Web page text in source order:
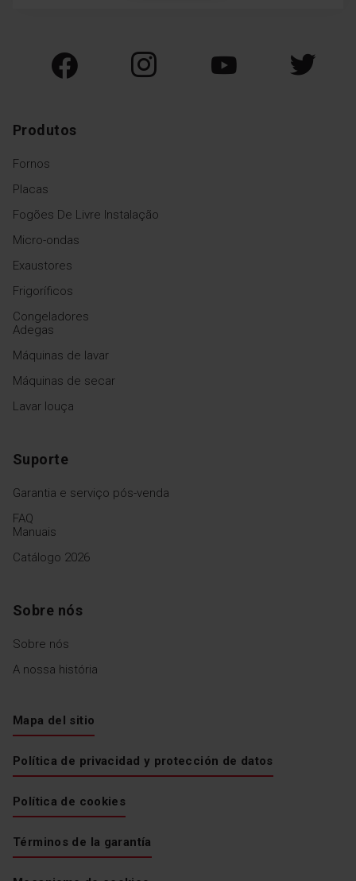
Produtos
Fornos
Placas
Fogões De Livre Instalação
Micro-ondas
Exaustores
Frigoríficos
Congeladores
Adegas
Máquinas de lavar
Máquinas de secar
Lavar louça
Suporte
Garantia e serviço pós-venda
FAQ
Manuais
Catálogo 2026
Sobre nós
Sobre nós
A nossa história
Mapa del sitio
Política de privacidad y protección de datos
Política de cookies
Términos de la garantía